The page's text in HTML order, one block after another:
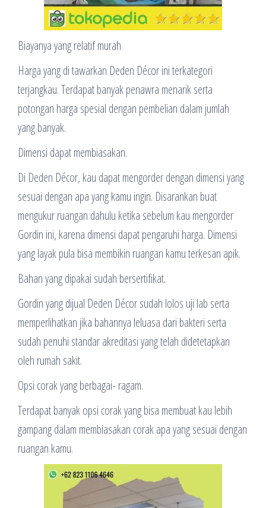
Biayanya yang relatif murah
Harga yang di tawarkan Deden Décor ini terkategori
terjangkau. Terdapat banyak penawra menarik serta
potongan harga spesial dengan pembelian dalam jumlah
yang banyak.
Dimensi dapat membiasakan.
Di Deden Décor, kau dapat mengorder dengan dimensi yang
sesuai dengan apa yang kamu ingin. Disarankan buat
mengukur ruangan dahulu ketika sebelum kau mengorder
Gordin ini, karena dimensi dapat pengaruhi harga. Dimensi
yang layak pula bisa membikin ruangan kamu terkesan apik.
Bahan yang dipakai sudah bersertifikat.
Gordin yang dijual Deden Décor sudah lolos uji lab serta
memperlihatkan jika bahannya leluasa dari bakteri serta
sudah penuhi standar akreditasi yang telah didetetapkan
oleh rumah sakit.
Opsi corak yang berbagai- ragam.
Terdapat banyak opsi corak yang bisa membuat kau lebih
gampang dalam membiasakan corak apa yang sesuai dengan
ruangan kamu.